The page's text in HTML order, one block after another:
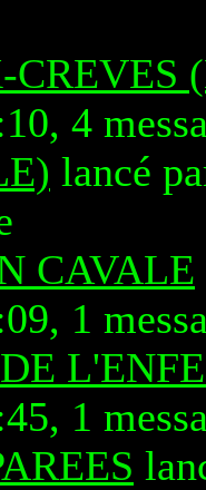
4
lancé
CAVALE
1
1